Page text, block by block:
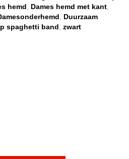
hemd, Dames hemd met kant,
, Duurzaam
spaghetti band, zwart